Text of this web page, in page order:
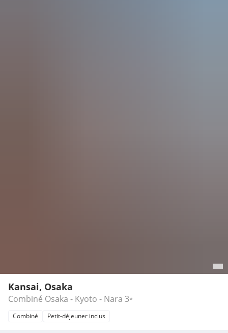
Kansai, Osaka
Combiné Osaka - Kyoto - Nara 3*
Combiné Petit-déjeuner inclus